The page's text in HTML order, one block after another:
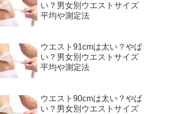
い？男女別ウエストサイズ
平均や測定法
ウエスト91cmは太い？やば
い？男女別ウエストサイズ
平均や測定法
ウエスト90cmは太い？やば
い？男女別ウエストサイズ